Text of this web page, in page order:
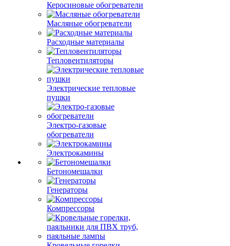
Керосиновые обогреватели
Масляные обогреватели
Расходные материалы
Тепловентиляторы
Электрические тепловые
пушки
Электро-газовые
обогреватели
Электрокамины
Бетономешалки
Генераторы
Компрессоры